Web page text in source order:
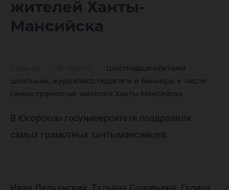
жителей Ханты-
Мансийска
Шестнадцатилетний
школьник, журналист, педагоги и банкиры в числе
самых грамотных жителей Ханты-Мансийска
в числе
В Югорском госуниверситете поздравили
самых грамотных хантымансийцев.
Иван Деркунский, Татьяна Соловьева, Галина